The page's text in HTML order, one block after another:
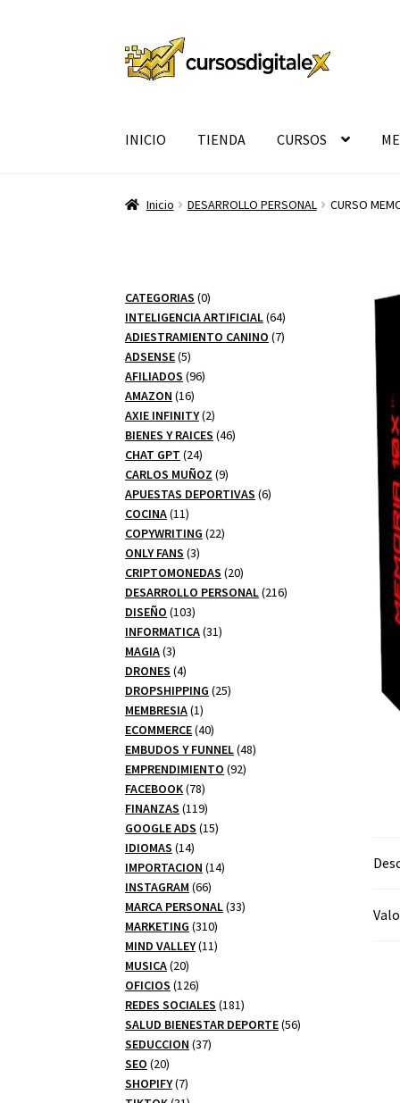
Ir
a
Ir
al
INICIO TIENDA CURSOS
Inicio DESARROLLO PERSONAL CURSO
CATEGORIAS 00
productos
INTELIGENCIA ARTIFICIAL 6464
productos
ADIESTRAMIENTO CANINO 77
ADSENSE 55
productos
AFILIADOS 9696
AMAZON 1616
productos
AXIE INFINITY 22
productos
BIENES Y RAICES 4646
CHAT GPT 2424
productos
CARLOS MUÑOZ 99
productos
APUESTAS DEPORTIVAS 66
COCINA 1111
productos
COPYWRITING 2222
ONLY FANS 33
productos
CRIPTOMONEDAS 2020
productos
DESARROLLO PERSONAL 216216
DISEÑO 103103
productos
INFORMATICA 3131
MAGIA 33
productos
DRONES 44
productos
DROPSHIPPING 2525
MEMBRESIA 11
producto
ECOMMERCE 4040
productos
EMBUDOS Y FUNNEL 4848
EMPRENDIMIENTO 9292
FACEBOOK 7878
productos
FINANZAS 119119
productos
GOOGLE ADS 1515
IDIOMAS 1414
productos
IMPORTACION 1414
INSTAGRAM 6666
productos
MARCA PERSONAL 3333
MARKETING 310310
productos
MIND VALLEY 1111
MUSICA 2020
productos
OFICIOS 126126
productos
REDES SOCIALES 181181
productos
SALUD BIENESTAR DEPORTE 5656
SEDUCCION 3737
SEO 2020
productos
SHOPIFY 77